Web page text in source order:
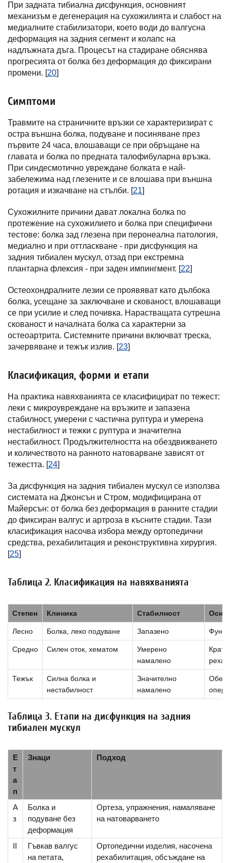
При задната тибиална дисфункция, основният
механизъм е дегенерация на сухожилията и слабост на
медиалните стабилизатори, което води до валгусна
деформация на задния сегмент и колапс на
надлъжната дъга. Процесът на стадиране обяснява
прогресията от болка без деформация до фиксирани
промени. [20]
Симптоми
Травмите на страничните връзки се характеризират с
остра външна болка, подуване и посиняване през
първите 24 часа, влошаващи се при обръщане на
главата и болка по предната талофибуларна връзка.
При синдесмотично увреждане болката е най-
забележима над глезените и се влошава при външна
ротация и изкачване на стълби. [21]
Сухожилните причини дават локална болка по
протежение на сухожилието и болка при специфични
тестове: болка зад глезена при перонеална патология,
медиално и при оттласкване - при дисфункция на
задния тибиален мускул, отзад при екстремна
плантарна флексия - при заден импингмент. [22]
Остеохондралните лезии се проявяват като дълбока
болка, усещане за заключване и скованост, влошаващи
се при усилие и след почивка. Нарастващата сутрешна
скованост и началната болка са характерни за
остеоартрита. Системните причини включват треска,
зачервяване и тежък излив. [23]
Класификация, форми и етапи
На практика навяхванията се класифицират по тежест:
леки с микроувреждане на връзките и запазена
стабилност, умерени с частична руптура и умерена
нестабилност и тежки с руптура и значителна
нестабилност. Продължителността на обездвижването
и количеството на ранното натоварване зависят от
тежестта. [24]
За дисфункция на задния тибиален мускул се използва
системата на Джонсън и Стром, модифицирана от
Майерсън: от болка без деформация в ранните стадии
до фиксиран валгус и артроза в късните стадии. Тази
класификация насочва избора между ортопедични
средства, рехабилитация и реконструктивна хирургия.
[25]
Таблица 2. Класификация на навяхванията
Степен Клиника Стабилност
Лесно Болка, леко подуване Запазено
Средно Силен оток, хематом
Умерено
намалено
Тежък
Силна болка и
нестабилност
Значително
намалено
Таблица 3. Етапи на дисфункция на задния
тибиален мускул
Е
т
а
п
Знаци Подход
А
з
Болка и
подуване без
деформация
Ортеза, упражнения, намаляване
на натоварването
II
Гъвкав валгус
на петата,
Ортопедични изделия, насочена
рехабилитация, обсъждане на